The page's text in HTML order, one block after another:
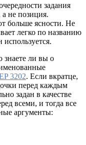
задания
не позиция.
больше ясности. Не
легко по названию
используется.
знаете ли вы о
3202. Если вкратце,
перед каждым
задан в качестве
всеми, и тогда все
аргументы: